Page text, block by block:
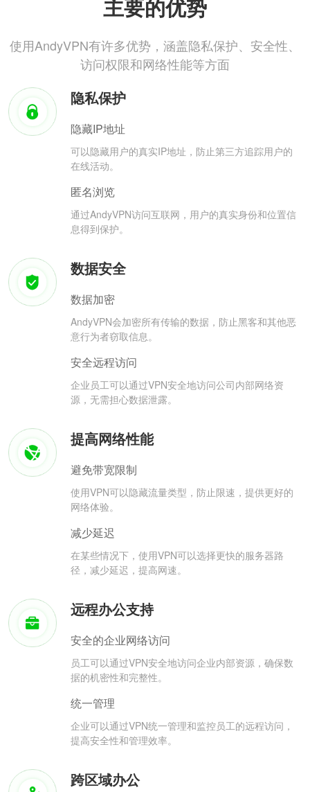
主要的优势
使用AndyVPN有许多优势，涵盖隐私保护、安全性、
访问权限和网络性能等方面
隐私保护
隐藏IP地址
可以隐藏用户的真实IP地址，防止第三方追踪用户的
在线活动。
匿名浏览
通过AndyVPN访问互联网，用户的真实身份和位置信
息得到保护。
数据安全
数据加密
AndyVPN会加密所有传输的数据，防止黑客和其他恶
意行为者窃取信息。
安全远程访问
企业员工可以通过VPN安全地访问公司内部网络资
源，无需担心数据泄露。
提高网络性能
避免带宽限制
使用VPN可以隐藏流量类型，防止限速，提供更好的
网络体验。
减少延迟
在某些情况下，使用VPN可以选择更快的服务器路
径，减少延迟，提高网速。
远程办公支持
安全的企业网络访问
员工可以通过VPN安全地访问企业内部资源，确保数
据的机密性和完整性。
统一管理
企业可以通过VPN统一管理和监控员工的远程访问，
提高安全性和管理效率。
跨区域办公